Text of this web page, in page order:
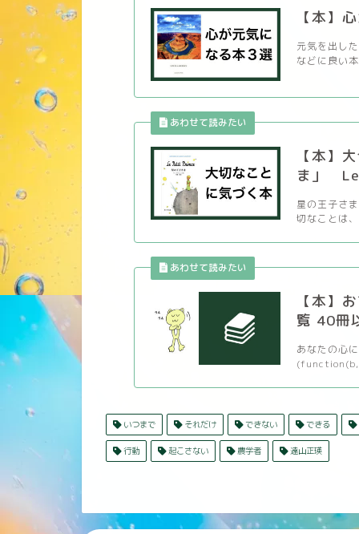
【本】
元気を出し
などに良い
【本】
ま」
星の王子さ
切なことは
【本】
覧 40
あなたの心
いつまで それだけ できない できる
行動 起こさない 農学者 遠山正瑛